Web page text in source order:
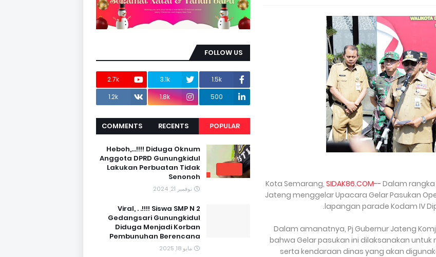
Kota Semarang, SIDAK86.COM-- Dalam
Jateng menggelar Upacara Gelar Pasukan
lapangan parade Kodam IV
Dalam amanatnya, Pj Gubernur Jateng
bahwa Gelar pasukan ini dilaksanakan
serta kendaraan dinas yang akan
FOLLOW US
1.5k
3.1k
2.7k
500
1.8k
1.2k
POPULAR
RECENTS
COMMENTS
Heboh,...!!!! Diduga Oknum
Anggota DPRD Gunungkidul
Lakukan Perbuatan Tidak
Senonoh
نوفمبر 21, 2024
Viral, . .!!!! Siswa SMP N 2
Gedangsari Gunungkidul
Diduga Menjadi Korban
Pembunuhan Berencana
مايو 18, 2025